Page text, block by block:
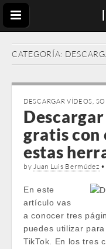
CATEGORÍA:
DESCARGAR VÍDEOS,
gratis con
estas
byJuan Luis Bermúdez •
En este
artículo vas
a conocer tres
puedes utilizar
TikTok. En los tres